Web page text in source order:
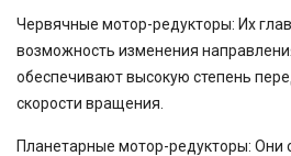
Червячные мотор-редукторы: Их
возможность изменения
обеспечивают высокую степень
скорости вращения.
Планетарные мотор-редукторы: Они